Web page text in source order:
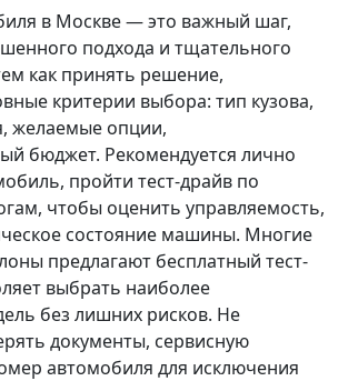
в Москве — это важный шаг,
подхода и тщательного
как принять решение,
критерии выбора: тип кузова,
желаемые опции,
бюджет. Рекомендуется лично
пройти тест-драйв по
чтобы оценить управляемость,
состояние машины. Многие
предлагают бесплатный тест-
выбрать наиболее
без лишних рисков. Не
документы, сервисную
автомобиля для исключения